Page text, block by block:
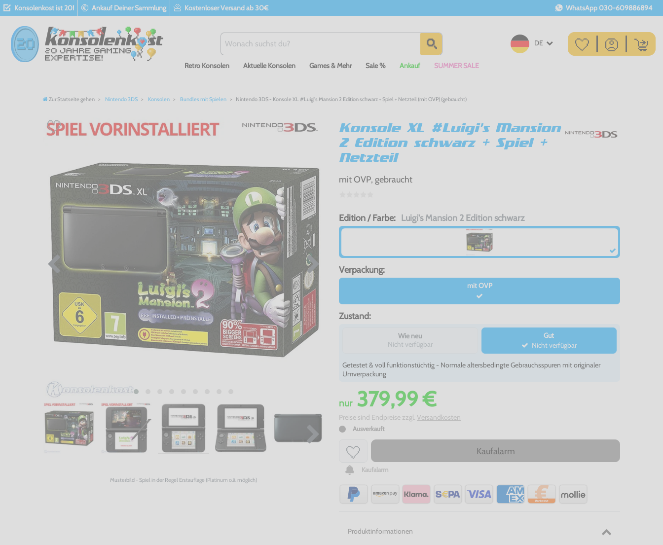
Konsolenkost ist 20! Ankauf Deiner Sammlung Kostenloser Versand ab 30€ WhatsApp 030-609886894
DE
Retro Konsolen Aktuelle Konsolen Games & Mehr Sale % Ankauf SUMMER SALE
Zur Startseite gehen Nintendo 3DS Konsolen Bundles mit Spielen Nintendo 3DS - Konsole XL #Luigi's Mansion 2 Edition schwarz + Spiel + Netzteil (mit OVP) (gebraucht)
Musterbild - Spiel in der Regel Erstauflage (Platinum o.ä. möglich)
Konsole XL #Luigi's Mansion
2 Edition schwarz + Spiel +
Netzteil
mit OVP, gebraucht
Edition / Farbe: Luigi's Mansion 2 Edition schwarz
Verpackung:
mit OVP
Zustand:
Wie neu
Nicht verfügbar
Gut
Nicht verfügbar
Getestet & voll funktionstüchtig - Normale altersbedingte Gebrauchsspuren mit originaler
Umverpackung
nur379,99 €
Preise sind Endpreise zzgl. Versandkosten
Ausverkauft
Kaufalarm
Kaufalarm
Produktinformationen